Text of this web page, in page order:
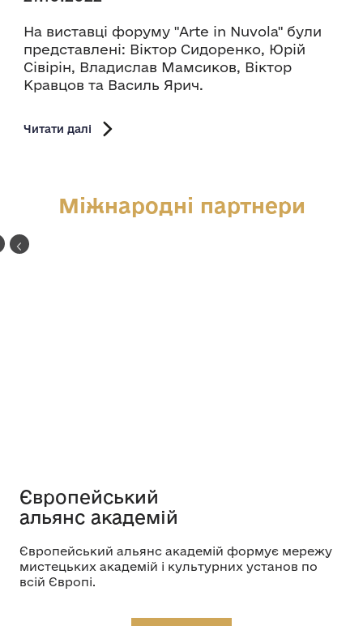
На виставці форуму "Arte in Nuvola" були
представлені: Віктор Сидоренко, Юрій
Сівірін, Владислав Мамсиков, Віктор
Кравцов та Василь Ярич.
Читати далі
Міжнародні партнери
Європейський
альянс академій
Європейський альянс академій формує мережу
мистецьких академій і культурних установ по
всій Європі.